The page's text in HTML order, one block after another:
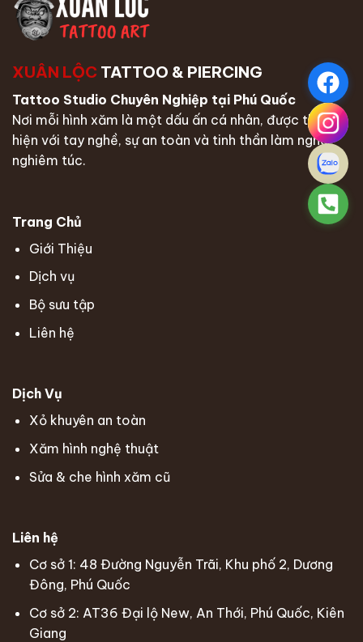
XUÂN LỘC TATTOO & PIERCING
Tattoo Studio Chuyên Nghiệp tại Phú Quốc
Nơi mỗi hình xăm là một dấu ấn cá nhân, được thực
hiện với tay nghề, sự an toàn và tinh thần làm nghề
nghiêm túc.
Trang Chủ
Giới Thiệu
Dịch vụ
Bộ sưu tập
Liên hệ
Dịch Vụ
Xỏ khuyên an toàn
Xăm hình nghệ thuật
Sửa & che hình xăm cũ
Liên hệ
Cơ sở 1: 48 Đường Nguyễn Trãi, Khu phố 2, Dương
Đông, Phú Quốc
Cơ sở 2: AT36 Đại lộ New, An Thới, Phú Quốc, Kiên
Giang